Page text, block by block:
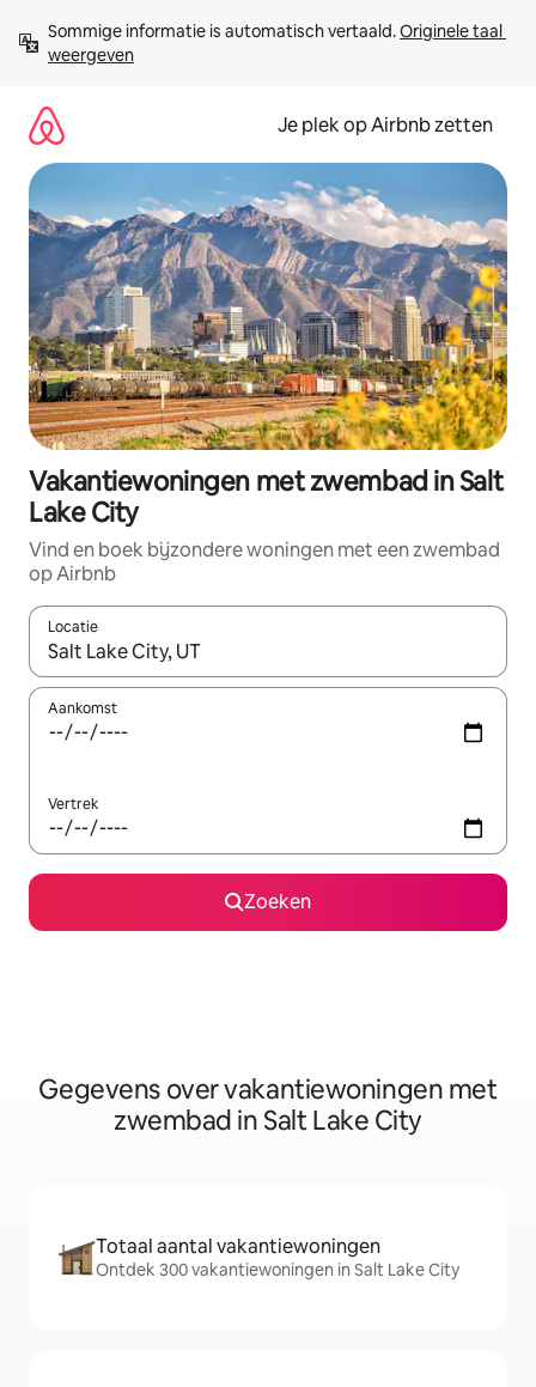
direct
naar
Sommige informatie is automatisch vertaald. Originele taal
weergeven
Je plek op Airbnb zetten
Vakantiewoningen met zwembad in Salt
Lake City
Vind en boek bijzondere woningen met een zwembad
op Airbnb
Locatie
Wanneer er resultaten beschikbaar zijn, maak je een keuze
Aankomst
Vertrek
Zoeken
Gegevens over vakantiewoningen met
zwembad in Salt Lake City
Totaal aantal vakantiewoningen
Ontdek 300 vakantiewoningen in Salt Lake City